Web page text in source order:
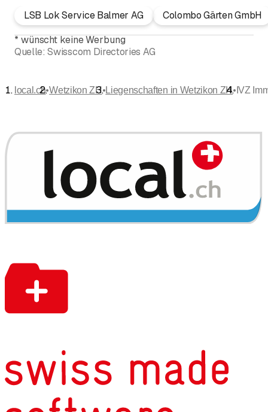
LSB Lok Service Balmer AG
Colombo Gärten GmbH
* wünscht keine Werbung
Quelle: Swisscom Directories AG
local.ch•Wetzikon ZH•Liegenschaften in Wetzikon ZH• IVZ